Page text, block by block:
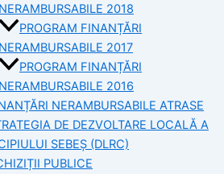
NERAMBURSABILE 2018
PROGRAM FINANȚĂRI
NERAMBURSABILE 2017
PROGRAM FINANȚĂRI
NERAMBURSABILE 2016
NERAMBURSABILE ATRASE
DE DEZVOLTARE LOCALĂ A
SEBEȘ (DLRC)
PUBLICE